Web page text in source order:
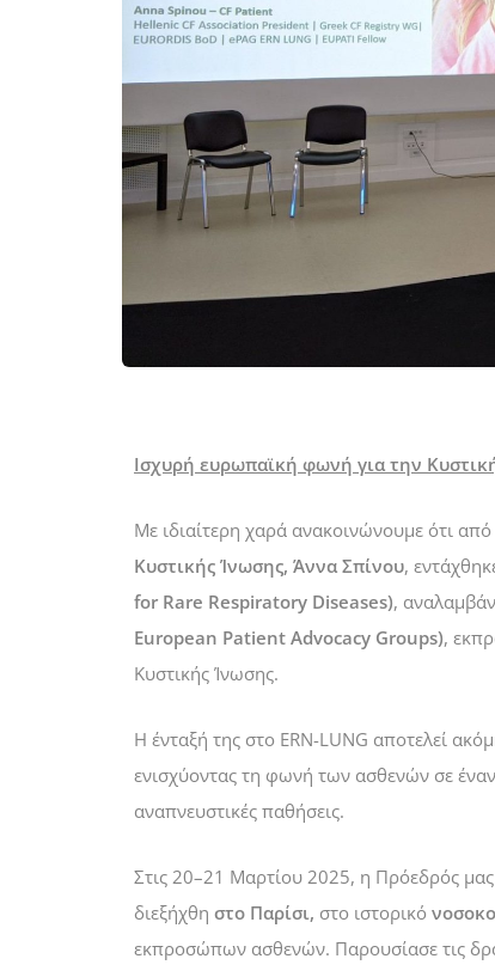
Ισχυρή ευρωπαϊκή φωνή για την
Με ιδιαίτερη χαρά ανακοινώνουμε ότι
Κυστικής Ίνωσης, Άννα Σπίνου,
for Rare Respiratory Diseases),
European Patient Advocacy Groups),
Κυστικής Ίνωσης.
Η ένταξή της στο ERN-LUNG αποτελεί
ενισχύοντας τη φωνή των ασθενών σε
αναπνευστικές παθήσεις.
Στις 20–21 Μαρτίου 2025, η Πρόεδρός μας
διεξήχθη στο Παρίσι, στο ιστορικό
εκπροσώπων ασθενών. Παρουσίασε τις